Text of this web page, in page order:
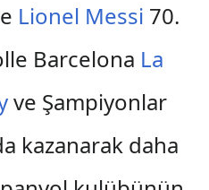
Lionel Messi 70.
Barcelona La
ve Şampiyonlar
kazanarak daha